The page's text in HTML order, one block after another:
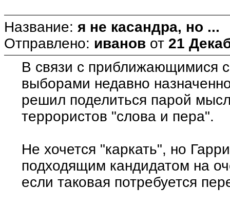
Название: я не касандра, но ...
Отправлено: иванов от 21
В связи с приближающимися
выборами недавно
решил поделиться парой
террористов "слова и пера".
Не хочется "каркать", но
подходящим кандидатом на
если таковая потребуется